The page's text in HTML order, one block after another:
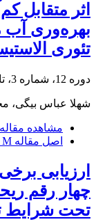
اثر متقابل
بهره‌وری آب
تئوری
دوره 12، شماره 3، تابستان 1401، صفحه
شهلا عباس بیگی،
مشاهده مقاله
اصل مقاله M
ارزیابی
تحت شرایط